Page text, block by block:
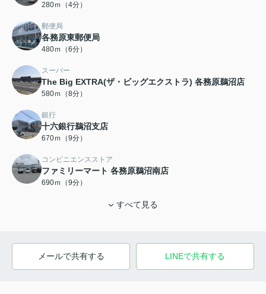
280ｍ（4分）
郵便局
各務原東郵便局
480ｍ（6分）
スーパー
The Big EXTRA(ザ・ビッグエクストラ) 各務原鵜沼店
580ｍ（8分）
銀行
十六銀行鵜沼支店
670ｍ（9分）
コンビニエンスストア
ファミリーマート 各務原鵜沼南店
690ｍ（9分）
すべて見る
メールで共有する LINEで共有する